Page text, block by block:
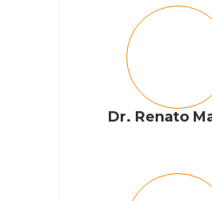
Dr. Renato